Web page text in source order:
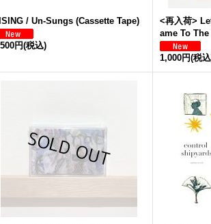
/ Un-Sungs (Cassette Tape)
円(税込)
<再入荷>
ame To
1,000円(税